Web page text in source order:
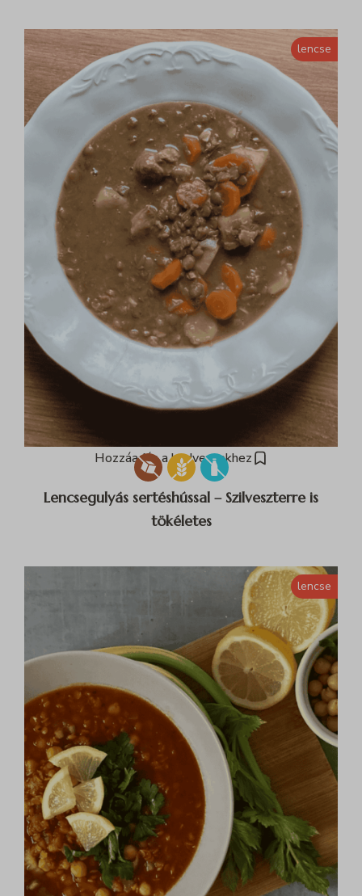
Hozzáadás a kedvencekhez
lencse
Lencsegulyás sertéshússal – Szilveszterre is
tökéletes
lencse